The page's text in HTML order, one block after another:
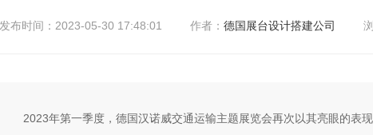
发布时间：2023-05-30 17:48:01 作者： 德国展台设计搭建公司
2023年第一季度，德国汉诺威交通运输主题展览会再次以其亮眼的表